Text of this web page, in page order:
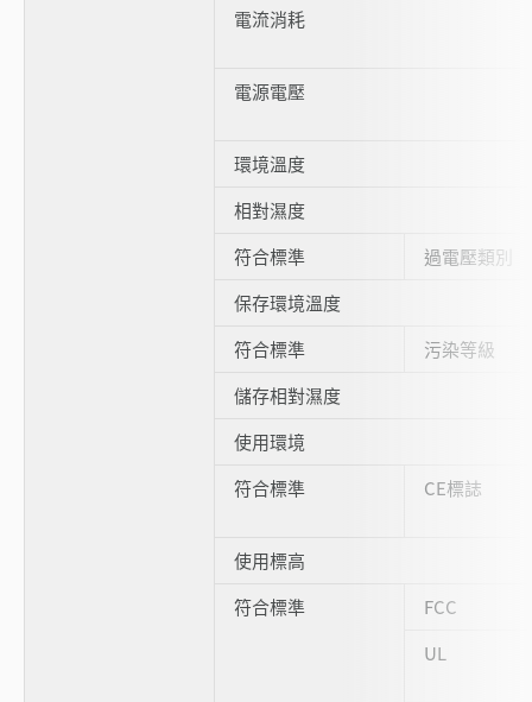
電流消耗
電源電壓
環境溫度
相對濕度
符合標準
過電壓類別
保存環境溫度
符合標準
污染等級
儲存相對濕度
使用環境
符合標準
CE標誌
使用標高
符合標準
FCC
UL